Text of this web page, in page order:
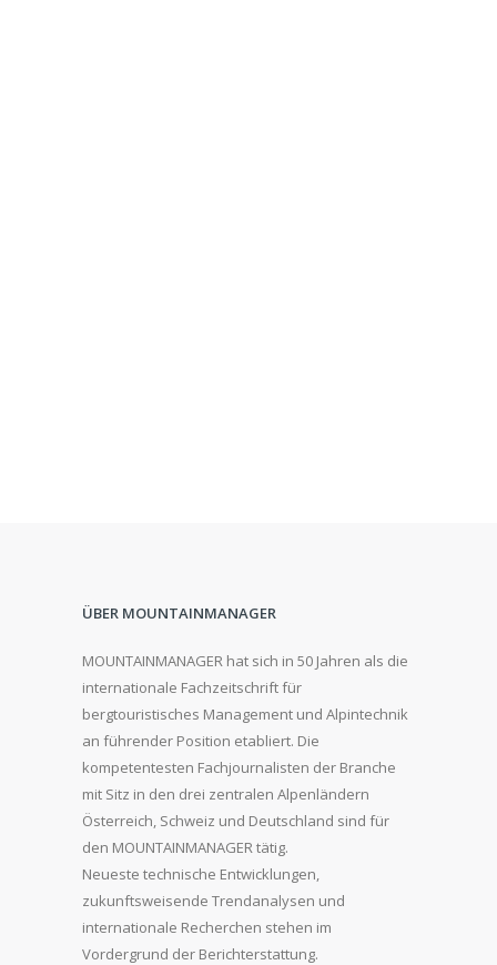
ÜBER MOUNTAINMANAGER
MOUNTAINMANAGER hat sich in 50 Jahren als die
internationale Fachzeitschrift für
bergtouristisches Management und Alpintechnik
an führender Position etabliert. Die
kompetentesten Fachjournalisten der Branche
mit Sitz in den drei zentralen Alpenländern
Österreich, Schweiz und Deutschland sind für
den MOUNTAINMANAGER tätig.
Neueste technische Entwicklungen,
zukunftsweisende Trendanalysen und
internationale Recherchen stehen im
Vordergrund der Berichterstattung.